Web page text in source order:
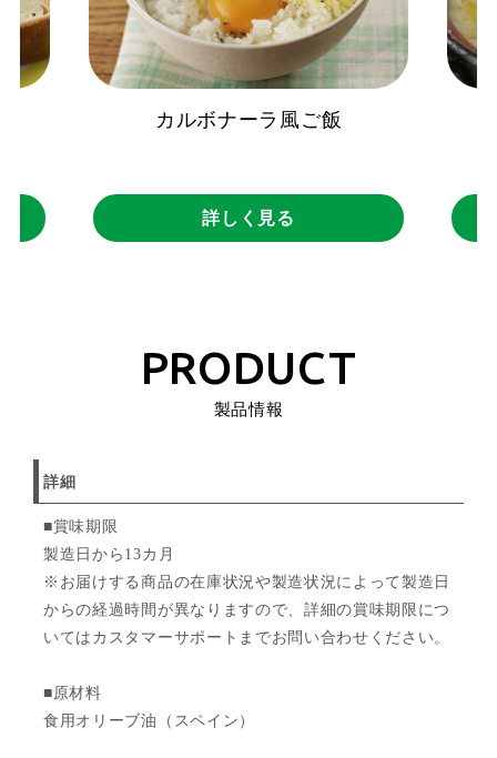
カルボナーラ風ご飯
詳しく見る
PRODUCT
製品情報
詳細
■賞味期限
製造日から13カ月
※お届けする商品の在庫状況や製造状況によって製造日
からの経過時間が異なりますので、詳細の賞味期限につ
いてはカスタマーサポートまでお問い合わせください。
■原材料
食用オリーブ油（スペイン）